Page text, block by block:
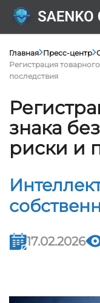
Главная Пресс-центр
Регистрация
последствия
знака
риски и
17.02.2026